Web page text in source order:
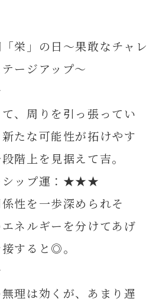
栄」の日～果敢なチャレ
ージアップ～
、周りを引っ張ってい
たな可能性が拓けやす
階上を見据えて吉。
シップ運：★★★
性を一歩深められそ
ネルギーを分けてあげ
すると◎。
理は効くが、あまり遅